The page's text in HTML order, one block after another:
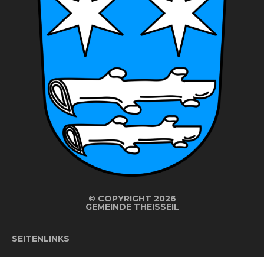
© COPYRIGHT 2026
GEMEINDE THEISSEIL
SEITENLINKS